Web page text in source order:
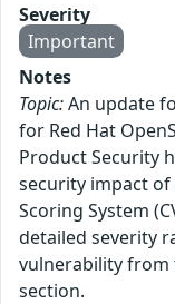
Severity
Important
Notes
Topic:An update
for Red Hat
Product Security
security impact
Scoring System
detailed severity
vulnerability from
section.